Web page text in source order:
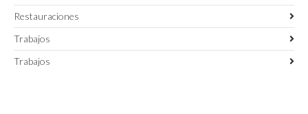
Restauraciones
Trabajos
Trabajos